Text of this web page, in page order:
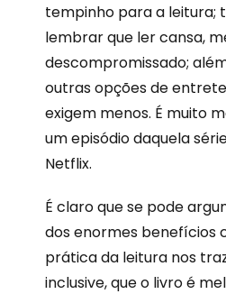
tempinho para a leitura;
lembrar que ler cansa,
descompromissado;
outras opções de
exigem menos. É muito
um episódio daquela
Netflix.
É claro que se pode
dos enormes benefícios
prática da leitura nos
inclusive, que o livro é